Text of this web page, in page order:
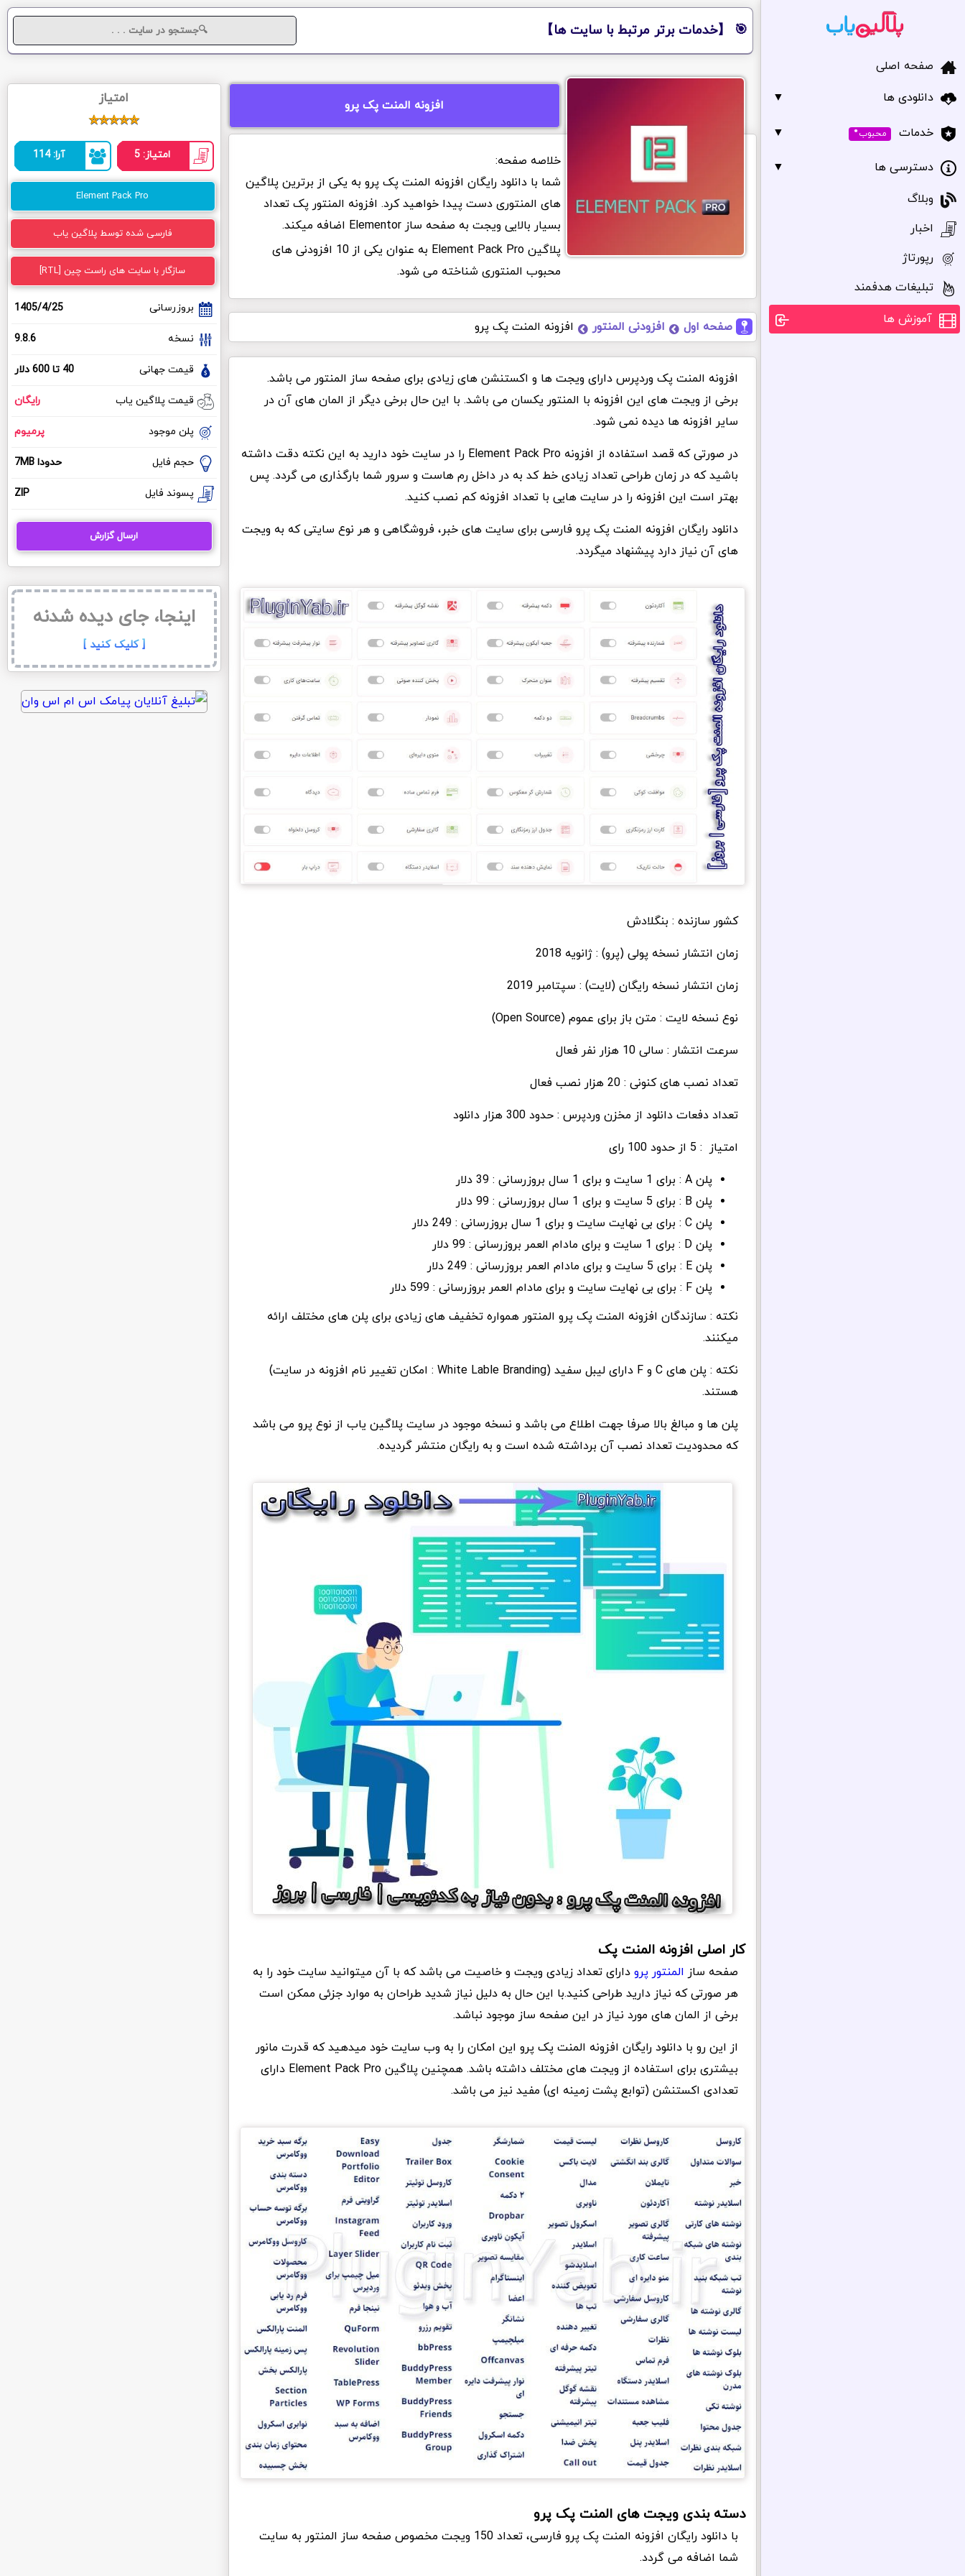
صفحه اصلی
دانلودی ها
▼
خدمات محبوب•
▼
دسترسی ها
▼
وبلاگ
اخبار
رپورتاژ
تبلیغات هدفمند
آموزش ها
🎯 【خدمات برتر مرتبط با سایت ها】
افزونه المنت پک پرو
شما با دانلود رایگان افزونه المنت پک پرو به یکی از برترین پلاگین
های المنتوری دست پیدا خواهید کرد. افزونه المنتور پک تعداد
بسیار بالایی ویجت به صفحه ساز Elementor اضافه میکند.
پلاگین Element Pack Pro به عنوان یکی از 10 افزودنی های
محبوب المنتوری شناخته می شود.
صفحه اول افزودنی المنتور افزونه المنت پک پرو
افزونه المنت پک وردپرس دارای ویجت ها و اکستنشن های زیادی برای صفحه ساز المنتور می باشد.
برخی از ویجت های این افزونه با المنتور یکسان می باشد. با این حال برخی دیگر از المان های آن در
سایر افزونه ها دیده نمی شود.
در صورتی که قصد استفاده از افزونه Element Pack Pro را در سایت خود دارید به این نکته دقت داشته
باشید که در زمان طراحی تعداد زیادی خط کد به در داخل رم هاست و سرور شما بارگذاری می گردد. پس
بهتر است این افزونه را در سایت هایی با تعداد افزونه کم نصب کنید.
دانلود رایگان افزونه المنت پک پرو فارسی برای سایت های خبر، فروشگاهی و هر نوع سایتی که به ویجت
های آن نیاز دارد پیشنهاد میگردد.
کشور سازنده : بنگلادش
زمان انتشار نسخه پولی (پرو) : ژانویه 2018
زمان انتشار نسخه رایگان (لایت) : سپتامبر 2019
نوع نسخه لایت : متن باز برای عموم (Open Source)
سرعت انتشار : سالی 10 هزار نفر فعال
تعداد نصب های کنونی : 20 هزار نصب فعال
تعداد دفعات دانلود از مخزن وردپرس : حدود 300 هزار دانلود
امتیاز : 5 از حدود 100 رای
پلن A : برای 1 سایت و برای 1 سال بروزرسانی : 39 دلار
پلن B : برای 5 سایت و برای 1 سال بروزرسانی : 99 دلار
پلن C : برای بی نهایت سایت و برای 1 سال بروزرسانی : 249 دلار
پلن D : برای 1 سایت و برای مادام العمر بروزرسانی : 99 دلار
پلن E : برای 5 سایت و برای مادام العمر بروزرسانی : 249 دلار
پلن F : برای بی نهایت سایت و برای مادام العمر بروزرسانی : 599 دلار
نکته : سازندگان افزونه المنت پک پرو المنتور همواره تخفیف های زیادی برای پلن های مختلف ارائه
میکنند.
نکته : پلن های C و F دارای لیبل سفید (White Lable Branding : امکان تغییر نام افزونه در سایت)
هستند.
پلن ها و مبالغ بالا صرفا جهت اطلاع می باشد و نسخه موجود در سایت پلاگین یاب از نوع پرو می باشد
که محدودیت تعداد نصب آن برداشته شده است و به رایگان منتشر گردیده.
کار اصلی افزونه المنت پک
صفحه ساز المنتور پرو دارای تعداد زیادی ویجت و خاصیت می باشد که با آن میتوانید سایت خود را به
هر صورتی که نیاز دارید طراحی کنید.با این حال به دلیل نیاز شدید طراحان به موارد جزئی ممکن است
برخی از المان های مورد نیاز در این صفحه ساز موجود نباشد.
از این رو با دانلود رایگان افزونه المنت پک پرو این امکان را به وب سایت خود میدهید که قدرت مانور
بیشتری برای استفاده از ویجت های مختلف داشته باشد. همچنین پلاگین Element Pack Pro دارای
تعدادی اکستنشن (توابع پشت زمینه ای) مفید نیز می باشد.
دسته بندی ویجت های المنت پک پرو
با دانلود رایگان افزونه المنت پک پرو فارسی، تعداد 150 ویجت مخصوص صفحه ساز المنتور به سایت
شما اضافه می گردد.
امتیاز
امتیاز: 5 آرا: 114
Element Pack Pro
فارسی شده توسط پلاگین یاب
سازگار با سایت های راست چین [RTL]
بروزرسانی 1405/4/25
نسخه 9.8.6
قیمت جهانی 40 تا 600 دلار
قیمت پلاگین یاب رایگان
پلن موجود پرمیوم
حجم فایل حدودا 7MB
پسوند فایل ZIP
ارسال گزارش
اینجا، جای دیده شدنه
[ کلیک کنید ]